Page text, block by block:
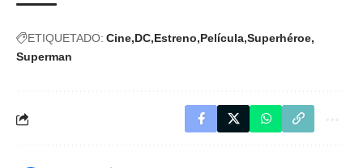
ETIQUETADO: Cine DC Estreno Película Superhéroe
Superman